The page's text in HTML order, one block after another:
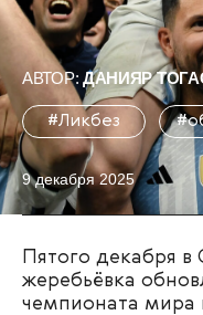
АВТОР: ДАНИЯР
#Ликбез
9 декабря 2025
Пятого декабря в
жеребьёвка
чемпионата мира